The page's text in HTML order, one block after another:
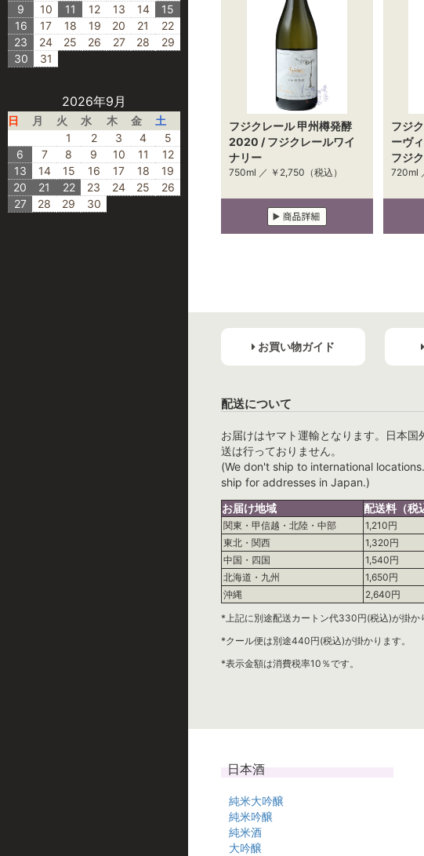
9
10 11 12 13 14
15
16
17 18 19 20 21
22
23
24 25 26 27 28
29
30
31
2026年9月
日 月 火 水 木 金
土
1
2 3 4
5
6
7 8 9 10 11
12
13
14 15 16 17 18
19
20
21 22 23 24 25
26
27
28 29 30
フジクレール 甲州樽発酵
2020 / フジクレールワイ
ナリー
750ml ／ ￥2,750 （税込）
フジ
ーヴ
フジ
720ml
お買い物ガイド
配送について
お届けはヤマト運輸となります。日本国
送は行っておりません。
(We don't ship to international
ship for addresses in Japan.)
お届け地域
配送料（税
関東・甲信越・北陸・中部
1,210円
東北・関西
1,320円
中国・四国
1,540円
北海道・九州
1,650円
沖縄
2,640円
*上記に別途配送カートン代330円(税込)が掛か
*クール便は別途440円(税込)が掛かります。
*表示金額は消費税率10％です。
日本酒
純米大吟醸
純米吟醸
純米酒
大吟醸